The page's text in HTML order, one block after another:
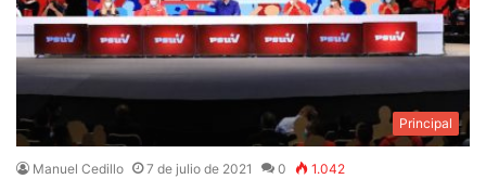
Principal
Manuel Cedillo 7 de julio de 2021 0 1.042